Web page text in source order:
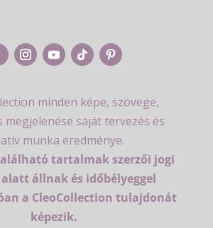
minden képe, szövege,
megjelenése saját tervezés és
munka eredménye.
tartalmak szerzői jogi
állnak és időbélyeggel
a CleoCollection tulajdonát
képezik.